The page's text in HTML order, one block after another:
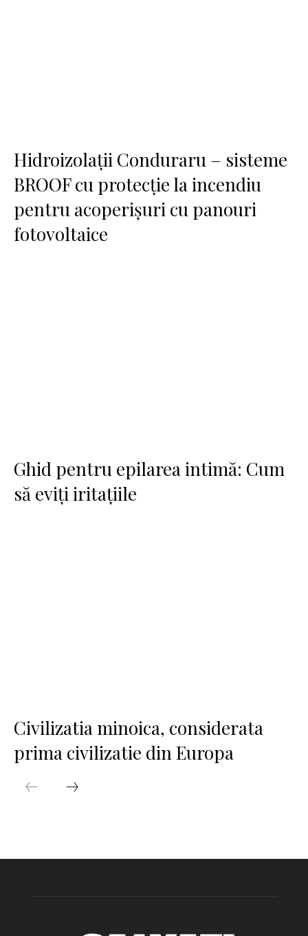
Hidroizolații Conduraru – sisteme
BROOF cu protecție la incendiu
pentru acoperișuri cu panouri
fotovoltaice
Ghid pentru epilarea intimă: Cum
să eviți iritațiile
Civilizatia minoica, considerata
prima civilizatie din Europa